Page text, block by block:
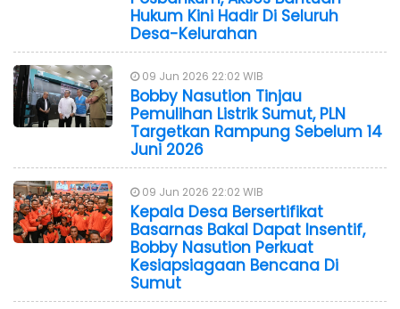
Hukum Kini Hadir Di Seluruh
Desa-Kelurahan
09 Jun 2026 22:02 WIB
Bobby Nasution Tinjau
Pemulihan Listrik Sumut, PLN
Targetkan Rampung Sebelum 14
Juni 2026
09 Jun 2026 22:02 WIB
Kepala Desa Bersertifikat
Basarnas Bakal Dapat Insentif,
Bobby Nasution Perkuat
Kesiapsiagaan Bencana Di
Sumut